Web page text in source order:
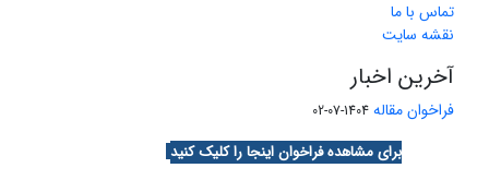
تماس با ما
نقشه سایت
آخرین اخبار
فراخوان مقاله 1404-07-02
برای مشاهده فراخوان اینجا را کلیک کنید